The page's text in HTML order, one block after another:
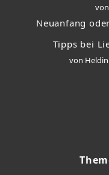
Neuanfang
Tipps bei
von